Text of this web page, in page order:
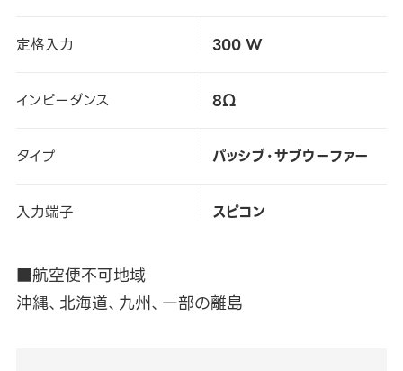
定格入力 300 W
インピーダンス 8Ω
タイプ パッシブ・サブウーファー
入力端子 スピコン
■航空便不可地域
沖縄、北海道、九州、一部の離島